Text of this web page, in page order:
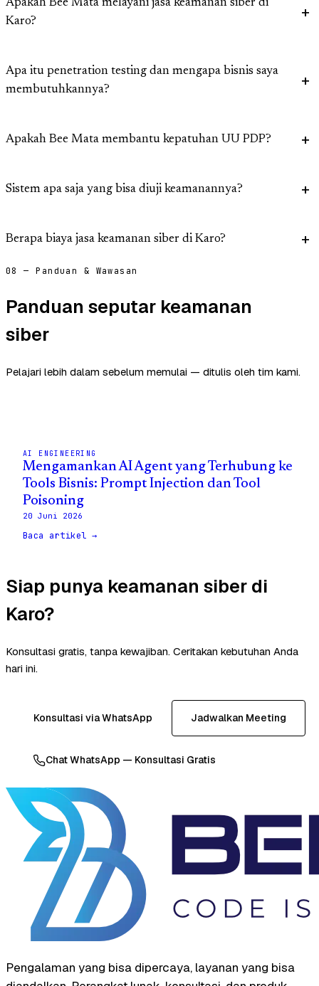
Apakah Bee Mata melayani jasa keamanan siber di
Karo?
Apa itu penetration testing dan mengapa bisnis saya
membutuhkannya?
Apakah Bee Mata membantu kepatuhan UU PDP?
Sistem apa saja yang bisa diuji keamanannya?
Berapa biaya jasa keamanan siber di Karo?
08 — Panduan & Wawasan
Panduan seputar keamanan
siber
Pelajari lebih dalam sebelum memulai — ditulis oleh tim kami.
AI ENGINEERING
Mengamankan AI Agent yang Terhubung ke
Tools Bisnis: Prompt Injection dan Tool
Poisoning
20 Juni 2026
Baca artikel →
Siap punya keamanan siber di
Karo?
Konsultasi gratis, tanpa kewajiban. Ceritakan kebutuhan Anda
hari ini.
Konsultasi via WhatsApp Jadwalkan Meeting
Chat WhatsApp — Konsultasi Gratis
Pengalaman yang bisa dipercaya, layanan yang bisa